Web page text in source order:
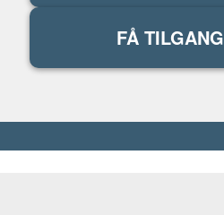
FÅ TILGANG